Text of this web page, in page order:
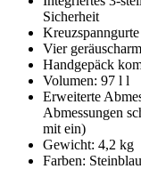
Sicherheit
Vier
Handgepäck
Volumen: 97 l l
Erweiterte
Abmessungen
mit ein)
Gewicht: 4,2 kg
Farben: